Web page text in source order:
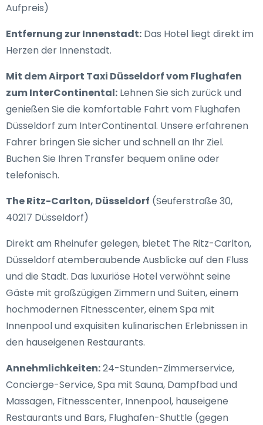
Aufpreis)
Entfernung zur Innenstadt: Das Hotel liegt direkt im
Herzen der Innenstadt.
Mit dem Airport Taxi Düsseldorf vom Flughafen
zum InterContinental: Lehnen Sie sich zurück und
genießen Sie die komfortable Fahrt vom Flughafen
Düsseldorf zum InterContinental. Unsere erfahrenen
Fahrer bringen Sie sicher und schnell an Ihr Ziel.
Buchen Sie Ihren Transfer bequem online oder
telefonisch.
The Ritz-Carlton, Düsseldorf (Seuferstraße 30,
40217 Düsseldorf)
Direkt am Rheinufer gelegen, bietet The Ritz-Carlton,
Düsseldorf atemberaubende Ausblicke auf den Fluss
und die Stadt. Das luxuriöse Hotel verwöhnt seine
Gäste mit großzügigen Zimmern und Suiten, einem
hochmodernen Fitnesscenter, einem Spa mit
Innenpool und exquisiten kulinarischen Erlebnissen in
den hauseigenen Restaurants.
Annehmlichkeiten:24-Stunden-Zimmerservice,
Concierge-Service, Spa mit Sauna, Dampfbad und
Massagen, Fitnesscenter, Innenpool, hauseigene
Restaurants und Bars, Flughafen-Shuttle (gegen